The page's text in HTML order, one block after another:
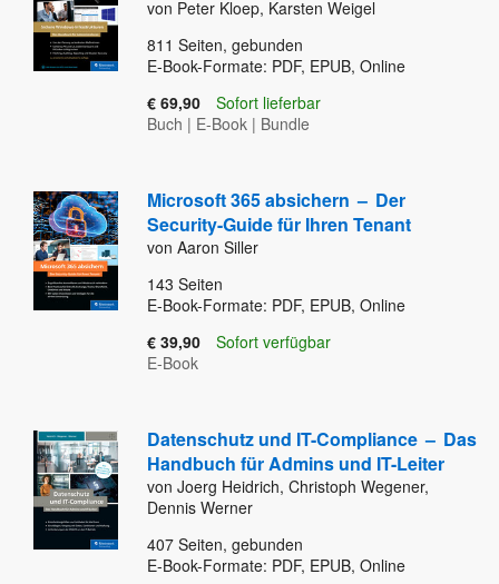
von Peter Kloep, Karsten Weigel
811 Seiten, gebunden
E-Book-Formate: PDF, EPUB, Online
€ 69,90
Sofort lieferbar
Buch | E-Book | Bundle
Microsoft 365 absichern – Der
Security-Guide für Ihren Tenant
von Aaron Siller
143 Seiten
E-Book-Formate: PDF, EPUB, Online
€ 39,90
Sofort verfügbar
E-Book
Datenschutz und IT-Compliance – Das
Handbuch für Admins und IT-Leiter
von Joerg Heidrich, Christoph Wegener,
Dennis Werner
407 Seiten, gebunden
E-Book-Formate: PDF, EPUB, Online